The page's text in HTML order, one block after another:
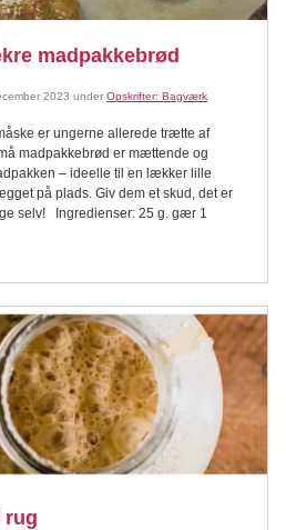
madpakkebrød
2023 under Opskrifter: Bagværk
er ungerne allerede trætte af
madpakkebrød er mættende og
– ideelle til en lækker lille
på plads. Giv dem et skud, det er
selv! Ingredienser: 25 g. gær 1
rug